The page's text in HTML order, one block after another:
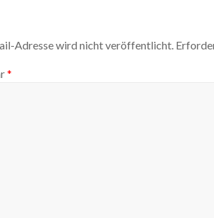
Adresse wird nicht veröffentlicht.
*